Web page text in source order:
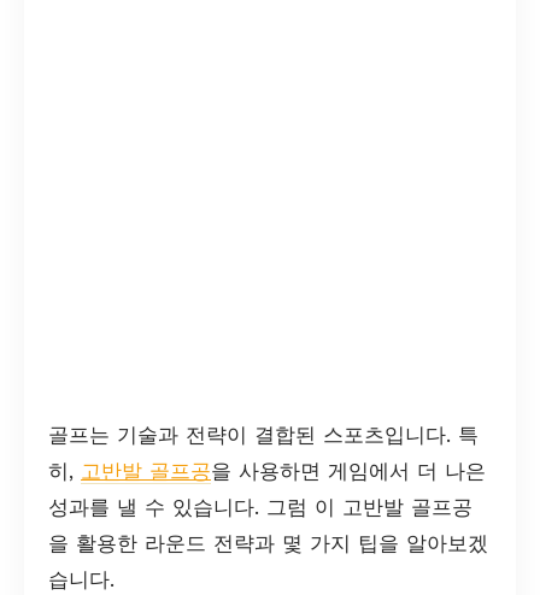
골프는 기술과 전략이 결합된 스포츠입니다. 특
히, 고반발 골프공을 사용하면 게임에서 더 나은
성과를 낼 수 있습니다. 그럼 이 고반발 골프공
을 활용한 라운드 전략과 몇 가지 팁을 알아보겠
습니다.